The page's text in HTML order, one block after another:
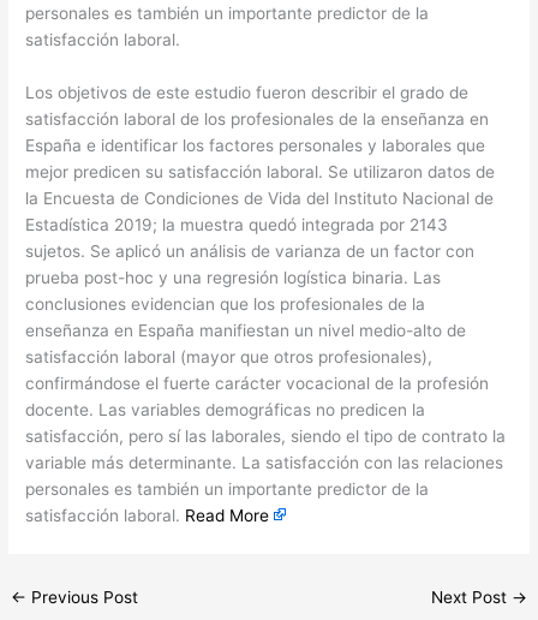
personales es también un importante predictor de la
satisfacción laboral.
Los objetivos de este estudio fueron describir el grado de
satisfacción laboral de los profesionales de la enseñanza en
España e identificar los factores personales y laborales que
mejor predicen su satisfacción laboral. Se utilizaron datos de
la Encuesta de Condiciones de Vida del Instituto Nacional de
Estadística 2019; la muestra quedó integrada por 2143
sujetos. Se aplicó un análisis de varianza de un factor con
prueba post-hoc y una regresión logística binaria. Las
conclusiones evidencian que los profesionales de la
enseñanza en España manifiestan un nivel medio-alto de
satisfacción laboral (mayor que otros profesionales),
confirmándose el fuerte carácter vocacional de la profesión
docente. Las variables demográficas no predicen la
satisfacción, pero sí las laborales, siendo el tipo de contrato la
variable más determinante. La satisfacción con las relaciones
personales es también un importante predictor de la
satisfacción laboral. Read More
← Previous Post Next Post →